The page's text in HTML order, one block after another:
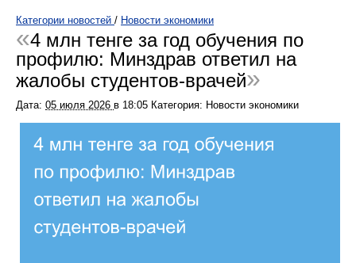
Категории новостей / Новости экономики
4 млн тенге за год обучения по
профилю: Минздрав ответил на
жалобы студентов-врачей
Дата: 05 июля 2026 в 18:05 Категория: Новости экономики